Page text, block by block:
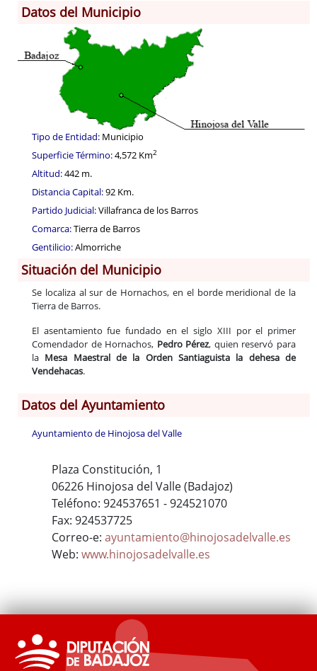
Información General
Monumentos
Gastronomía
Correo-e gratis
Códigos para FACe
Datos del Municipio
Tipo de Entidad: Municipio
Superficie Término:4,572 Km2
Altitud:442 m.
Distancia Capital:92 Km.
Partido Judicial:Villafranca de los Barros
Comarca:Tierra de Barros
Gentilicio:Almorriche
Situación del Municipio
Se localiza al sur de Hornachos, en el borde meridional de la
Tierra de Barros.
El asentamiento fue fundado en el siglo XIII por el primer
Comendador de Hornachos, Pedro Pérez, quien reservó para
la Mesa Maestral de la Orden Santiaguista la dehesa de
Vendehacas.
Datos del Ayuntamiento
Ayuntamiento de Hinojosa del Valle
Plaza Constitución, 1
06226 Hinojosa del Valle (Badajoz)
Teléfono: 924537651 - 924521070
Fax: 924537725
Correo-e: ayuntamiento@hinojosadelvalle.es
Web: www.hinojosadelvalle.es